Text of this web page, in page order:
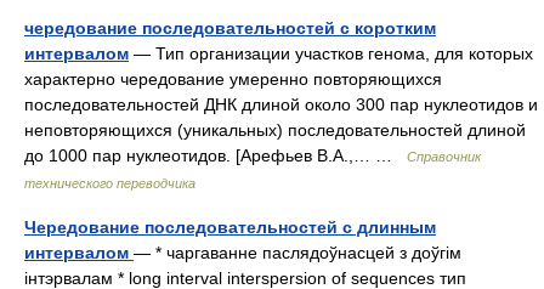
чередование последовательностей с коротким
интервалом — Тип организации участков генома, для которых
характерно чередование умеренно повторяющихся
последовательностей ДНК длиной около 300 пар нуклеотидов и
неповторяющихся (уникальных) последовательностей длиной
до 1000 пар нуклеотидов. [Арефьев В.А.,… …
Справочник
технического переводчика
Чередование последовательностей с длинным
интервалом — * чаргаванне паслядоўнасцей з доўгім
інтэрвалам * long interval interspersion of sequences тип